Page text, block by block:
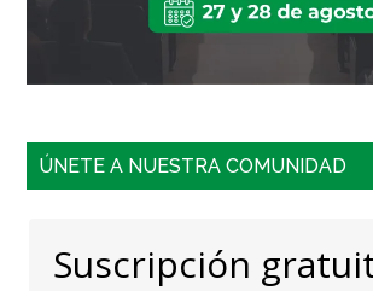
ÚNETE A NUESTRA COMUNIDAD
Suscripción